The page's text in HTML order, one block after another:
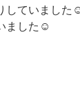
していました
ました☺